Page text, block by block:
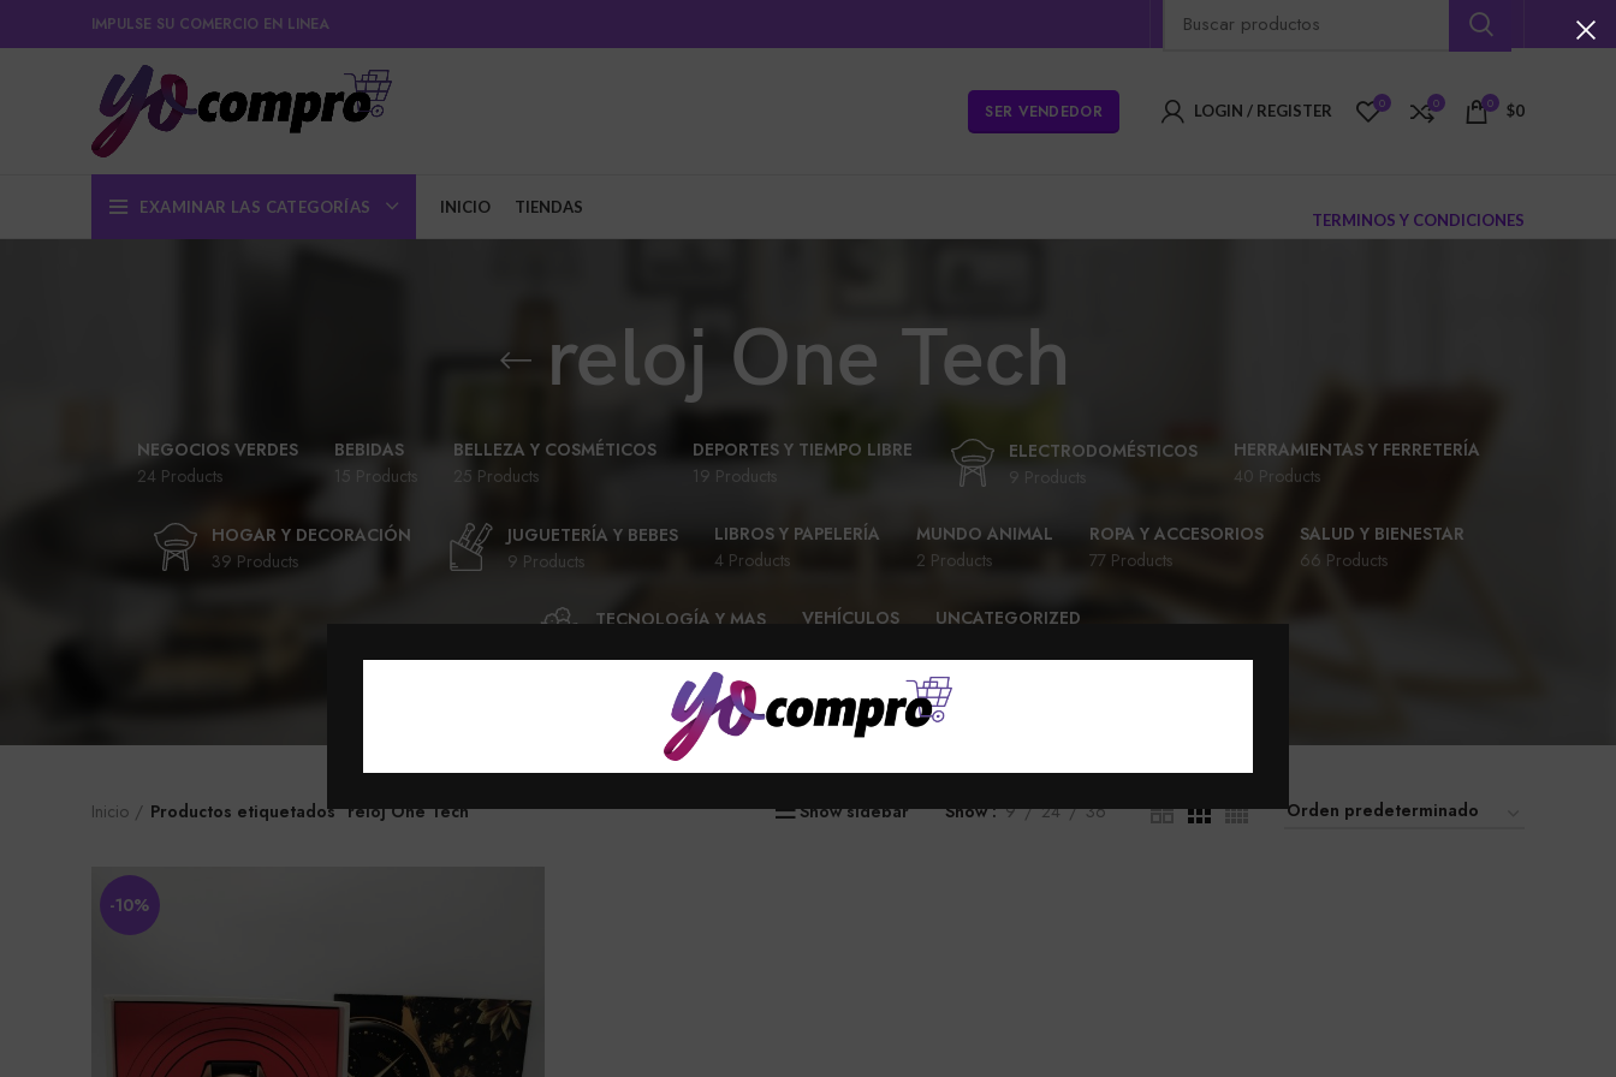
IMPULSE SU COMERCIO EN LINEA
SER VENDEDOR LOGIN / REGISTER 0 0 0 $0
EXAMINAR LAS CATEGORÍAS INICIO TIENDAS
TERMINOS Y CONDICIONES
reloj One Tech
NEGOCIOS VERDES
24 Products
BEBIDAS
15 Products
BELLEZA Y COSMÉTICOS
25 Products
DEPORTES Y TIEMPO LIBRE
19 Products
ELECTRODOMÉSTICOS
9 Products
HERRAMIENTAS Y FERRETERÍA
40 Products
HOGAR Y DECORACIÓN
39 Products
JUGUETERÍA Y BEBES
9 Products
LIBROS Y PAPELERÍA
4 Products
MUNDO ANIMAL
2 Products
ROPA Y ACCESORIOS
77 Products
SALUD Y BIENESTAR
66 Products
TECNOLOGÍA Y MAS
VEHÍCULOS
UNCATEGORIZED
Inicio Productos etiquetados “reloj One Tech” Show sidebar Show 9 24 36
-10%